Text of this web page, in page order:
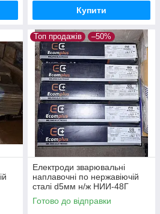
Купити
Топ продажів –50%
Електроди зварювальні
наплавочні по нержавіючій
сталі d5мм н/ж НИИ-48Г
Ecomplus упаковка 5кг
Готово до відправки